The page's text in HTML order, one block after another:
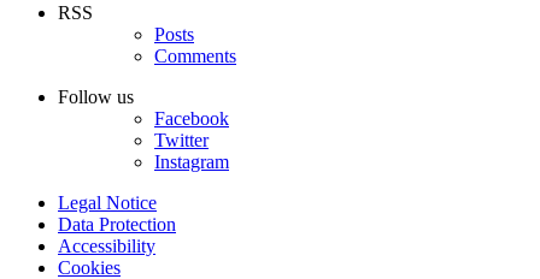
RSS
Posts
Comments
Follow us
Facebook
Twitter
Instagram
Legal Notice
Data Protection
Accessibility
Cookies